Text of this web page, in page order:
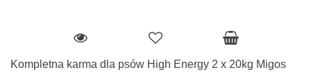
Kompletna karma dla psów High Energy 2 x 20kg Migos